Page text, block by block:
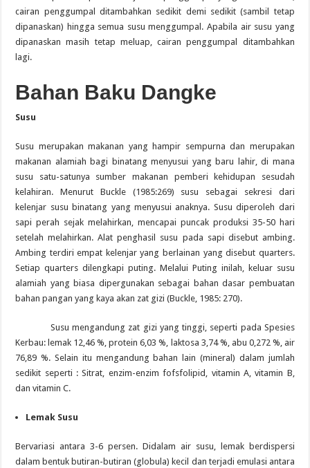
cairan penggumpal ditambahkan sedikit demi sedikit (sambil tetap
dipanaskan) hingga semua susu menggumpal. Apabila air susu yang
dipanaskan masih tetap meluap, cairan penggumpal ditambahkan
lagi.
Bahan Baku Dangke
Susu
Susu merupakan makanan yang hampir sempurna dan merupakan
makanan alamiah bagi binatang menyusui yang baru lahir, di mana
susu satu-satunya sumber makanan pemberi kehidupan sesudah
kelahiran. Menurut Buckle (1985:269) susu sebagai sekresi dari
kelenjar susu binatang yang menyusui anaknya. Susu diperoleh dari
sapi perah sejak melahirkan, mencapai puncak produksi 35-50 hari
setelah melahirkan. Alat penghasil susu pada sapi disebut ambing.
Ambing terdiri empat kelenjar yang berlainan yang disebut quarters.
Setiap quarters dilengkapi puting. Melalui Puting inilah, keluar susu
alamiah yang biasa dipergunakan sebagai bahan dasar pembuatan
bahan pangan yang kaya akan zat gizi (Buckle, 1985: 270).
Susu mengandung zat gizi yang tinggi, seperti pada Spesies
Kerbau: lemak 12,46 %, protein 6,03 %, laktosa 3,74 %, abu 0,272 %, air
76,89 %. Selain itu mengandung bahan lain (mineral) dalam jumlah
sedikit seperti : Sitrat, enzim-enzim fofsfolipid, vitamin A, vitamin B,
dan vitamin C.
Lemak Susu
Bervariasi antara 3-6 persen. Didalam air susu, lemak berdispersi
dalam bentuk butiran-butiran (globula) kecil dan terjadi emulasi antara